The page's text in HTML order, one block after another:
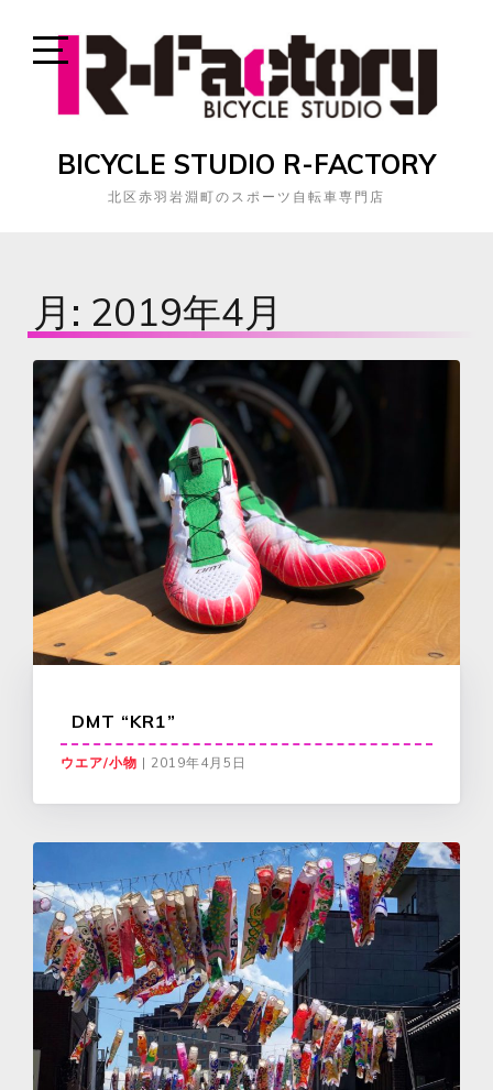
Open
Sidebar
BICYCLE STUDIO R-FACTORY
北区赤羽岩淵町のスポーツ自転車専門店
月: 2019年4月
DMT “KR1”
ウエア/小物 | 2019年4月5日